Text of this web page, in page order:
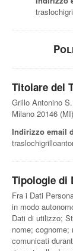
Titolare del
Grillo Antonino
Milano 20146 (MI)
Indirizzo email
Tipologie di
Fra i Dati
in modo
Dati di utilizzo;
nome; cognome;
comunicati